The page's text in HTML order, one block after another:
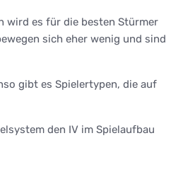
wird es für die besten Stürmer
sich eher wenig und sind
gibt es Spielertypen, die auf
den IV im Spielaufbau